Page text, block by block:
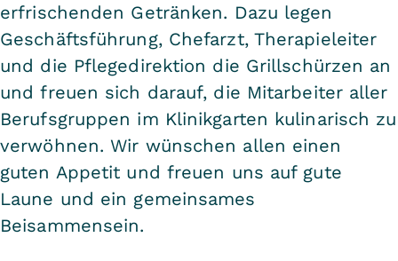
erfrischenden Getränken. Dazu legen
Geschäftsführung, Chefarzt, Therapieleiter
und die Pflegedirektion die Grillschürzen an
und freuen sich darauf, die Mitarbeiter aller
Berufsgruppen im Klinikgarten kulinarisch zu
verwöhnen. Wir wünschen allen einen
guten Appetit und freuen uns auf gute
Laune und ein gemeinsames
Beisammensein.